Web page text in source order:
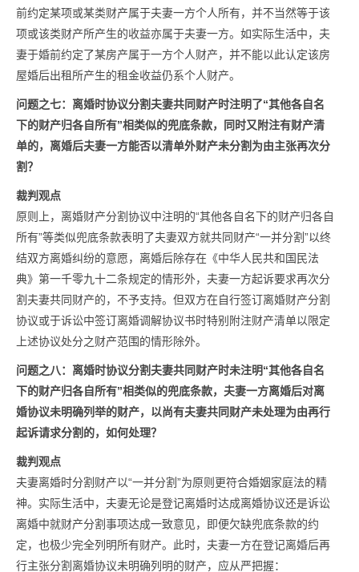
前约定某项或某类财产属于夫妻一方个人所有，并不当然等于该
项或该类财产所产生的收益亦属于夫妻一方。如实际生活中，夫
妻于婚前约定了某房产属于一方个人财产，并不能以此认定该房
屋婚后出租所产生的租金收益仍系个人财产。
问题之七： 离婚时协议分割夫妻共同财产时注明了“其他各自名
下的财产归各自所有”相类似的兜底条款，同时又附注有财产清
单的，离婚后夫妻一方能否以清单外财产未分割为由主张再次分
割？
裁判观点
原则上，离婚财产分割协议中注明的“其他各自名下的财产归各自
所有”等类似兜底条款表明了夫妻双方就共同财产“一并分割”以终
结双方离婚纠纷的意愿，离婚后除存在《中华人民共和国民法
典》第一千零九十二条规定的情形外，夫妻一方起诉要求再次分
割夫妻共同财产的，不予支持。但双方在自行签订离婚财产分割
协议或于诉讼中签订离婚调解协议书时特别附注财产清单以限定
上述协议处分之财产范围的情形除外。
问题之八： 离婚时协议分割夫妻共同财产时未注明“其他各自名
下的财产归各自所有”相类似的兜底条款，夫妻一方离婚后对离
婚协议未明确列举的财产，以尚有夫妻共同财产未处理为由再行
起诉请求分割的，如何处理？
裁判观点
夫妻离婚时分割财产以“一并分割”为原则更符合婚姻家庭法的精
神。实际生活中，夫妻无论是登记离婚时达成离婚协议还是诉讼
离婚中就财产分割事项达成一致意见，即便欠缺兜底条款的约
定，也极少完全列明所有财产。此时，夫妻一方在登记离婚后再
行主张分割离婚协议未明确列明的财产，应从严把握：